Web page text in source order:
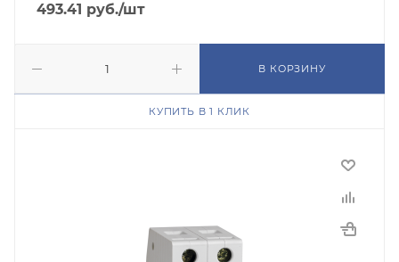
493.41 руб./шт
В КОРЗИНУ
КУПИТЬ В 1 КЛИК